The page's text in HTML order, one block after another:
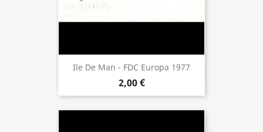
Ile De Man - FDC Europa 1977
2,00 €